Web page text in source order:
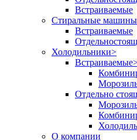
Встраиваемые
Стиральные машины
Встраиваемые
Холодильники>
Встраиваемые
Отдельно
О компании